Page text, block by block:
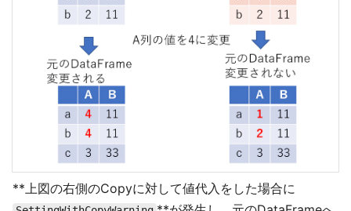
**上図の右側のCopyに対して値代入をした場合に